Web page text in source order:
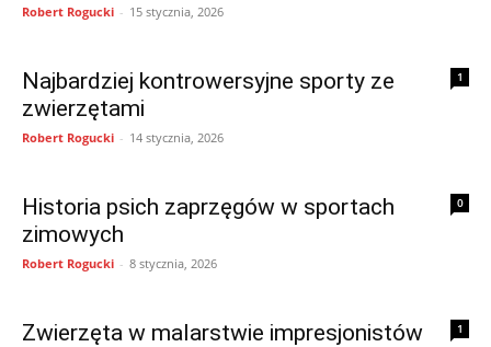
Robert Rogucki - 15 stycznia, 2026
1
Najbardziej kontrowersyjne sporty ze
zwierzętami
Robert Rogucki - 14 stycznia, 2026
0
Historia psich zaprzęgów w sportach
zimowych
Robert Rogucki - 8 stycznia, 2026
1
Zwierzęta w malarstwie impresjonistów